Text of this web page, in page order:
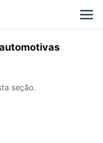
seção.